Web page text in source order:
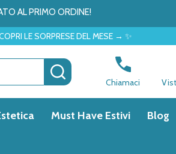
AL PRIMO ORDINE!
DEL MESE → ✨
CERCA
Chiamaci
Must Have Estivi Blog